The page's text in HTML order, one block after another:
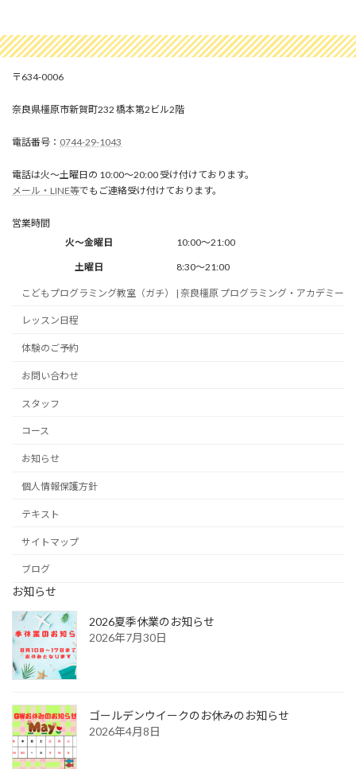
634-0006
奈良県橿原市新賀町232 橋本第2ビル2階
0744-29-1043
電話は火～土曜日の 10:00～20:00 受け付けております。
メール・LINE等でもご連絡受け付けております。
営業時間
火～金曜日
10:00～21:00
土曜日 8:30～21:00
こどもプログラミング教室（ガチ） | 奈良橿原 プログラミング・アカデミー
レッスン日程
体験のご予約
お問い合わせ
スタッフ
コース
お知らせ
個人情報保護方針
テキスト
サイトマップ
ブログ
お知らせ
2026夏季休業のお知らせ
2026年7月30日
ゴールデンウイークのお休みのお知らせ
2026年4月8日